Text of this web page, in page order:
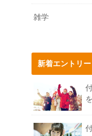
雑学
新着エントリー